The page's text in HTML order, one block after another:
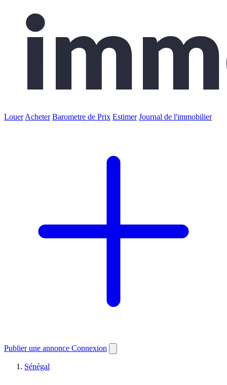
Louer Acheter Barometre de Prix Estimer Journal de l'immobilier
Publier une annonce Connexion
Sénégal